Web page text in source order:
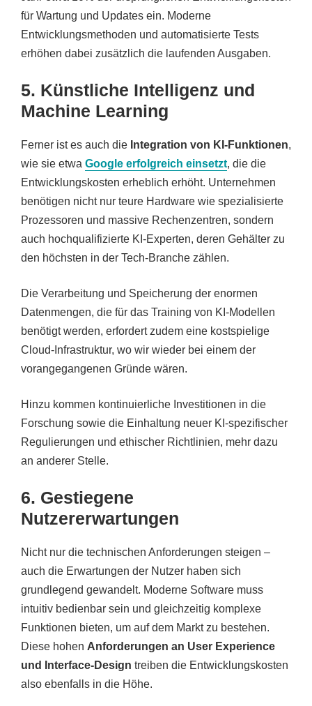
für Wartung und Updates ein. Moderne
Entwicklungsmethoden und automatisierte Tests
erhöhen dabei zusätzlich die laufenden Ausgaben.
5. Künstliche Intelligenz und
Machine Learning
Ferner ist es auch die Integration von KI-Funktionen,
wie sie etwa Google erfolgreich einsetzt, die die
Entwicklungskosten erheblich erhöht. Unternehmen
benötigen nicht nur teure Hardware wie spezialisierte
Prozessoren und massive Rechenzentren, sondern
auch hochqualifizierte KI-Experten, deren Gehälter zu
den höchsten in der Tech-Branche zählen.
Die Verarbeitung und Speicherung der enormen
Datenmengen, die für das Training von KI-Modellen
benötigt werden, erfordert zudem eine kostspielige
Cloud-Infrastruktur, wo wir wieder bei einem der
vorangegangenen Gründe wären.
Hinzu kommen kontinuierliche Investitionen in die
Forschung sowie die Einhaltung neuer KI-spezifischer
Regulierungen und ethischer Richtlinien, mehr dazu
an anderer Stelle.
6. Gestiegene
Nutzererwartungen
Nicht nur die technischen Anforderungen steigen –
auch die Erwartungen der Nutzer haben sich
grundlegend gewandelt. Moderne Software muss
intuitiv bedienbar sein und gleichzeitig komplexe
Funktionen bieten, um auf dem Markt zu bestehen.
Diese hohen Anforderungen an User Experience
und Interface-Design treiben die Entwicklungskosten
also ebenfalls in die Höhe.